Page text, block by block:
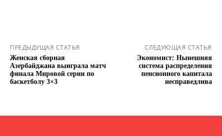
ПРЕДЫДУЩАЯ СТАТЬЯ
Женская сборная
Азербайджана выиграла матч
финала Мировой серии по
баскетболу 3×3
СЛЕДУЮЩАЯ СТАТЬЯ
Экономист: Нынешняя
система распределения
пенсионного капитала
несправедлива